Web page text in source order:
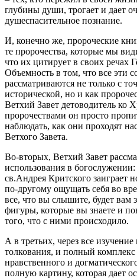
глубины души, трогает и дает
душеспасительное познание.
И, конечно же, пророческие
те пророчества, которые мы
что их цитирует в своих речах
Объемность в том, что все эти
рассматриваются не только с
исторической, но и как
Ветхий Завет детоводитель ко
пророчествами он просто
наблюдать, как они проходят
Ветхого Завета.
Во-вторых, Ветхий Завет
использования в
св.Андрея Критского заиграет
по-другому ощущать себя во
все, что вы слышите, будет вам
фигуры, которые вы знаете и
того, что с ними происходило.
А в третьих, через все изучение
толкования, и полный комплекс
нравственного и
полную картину, которая дает